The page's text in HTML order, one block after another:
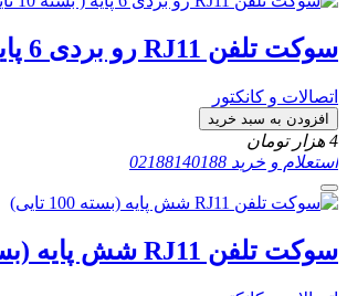
سوکت تلفن RJ11 رو بردی 6 پایه
اتصالات و کانکتور
افزودن به سبد خرید
4 هزار تومان
استعلام و خرید 02188140188
سوکت تلفن RJ11 شش پایه (بسته 100 تایی)